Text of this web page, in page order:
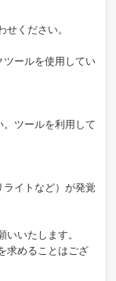
ください。
ツールを使用してい
ツールを利用して
ライトなど）が発覚
いたします。
求めることはござ